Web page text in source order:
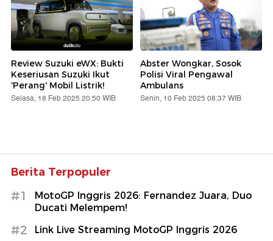
Review Suzuki eWX: Bukti
Keseriusan Suzuki Ikut
'Perang' Mobil Listrik!
Selasa, 18 Feb 2025 20:50 WIB
Abster Wongkar, Sosok
Polisi Viral Pengawal
Ambulans
Senin, 10 Feb 2025 08:37 WIB
Berita Terpopuler
#1
MotoGP Inggris 2026: Fernandez Juara, Duo
Ducati Melempem!
#2 Link Live Streaming MotoGP Inggris 2026